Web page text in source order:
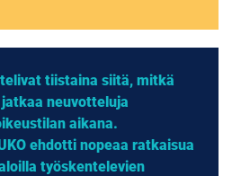
tiistaina siitä, mitkä
neuvotteluja
aikana.
ehdotti nopeaa ratkaisua
työskentelevien